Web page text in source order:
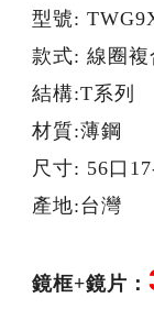
型號:
款式: 線圈
結構:T系列
材質:薄鋼
尺寸: 56口
產地:台灣
鏡框+鏡片：